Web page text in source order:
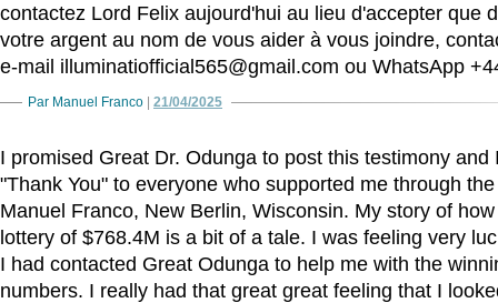
contactez Lord Felix aujourd'hui au lieu d'accepter que
votre argent au nom de vous aider à vous joindre,
e-mail illuminatiofficial565@gmail.com ou WhatsApp
Par Manuel Franco 21/04/2025
I promised Great Dr. Odunga to post this testimony and
"Thank You" to everyone who supported me through
Manuel Franco, New Berlin, Wisconsin. My story of
lottery of $768.4M is a bit of a tale. I was feeling very
I had contacted Great Odunga to help me with the
numbers. I really had that great great feeling that I